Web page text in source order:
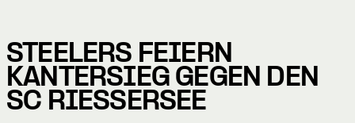
STEELERS FEIERN
KANTERSIEG GEGEN DEN
SC RIESSERSEE